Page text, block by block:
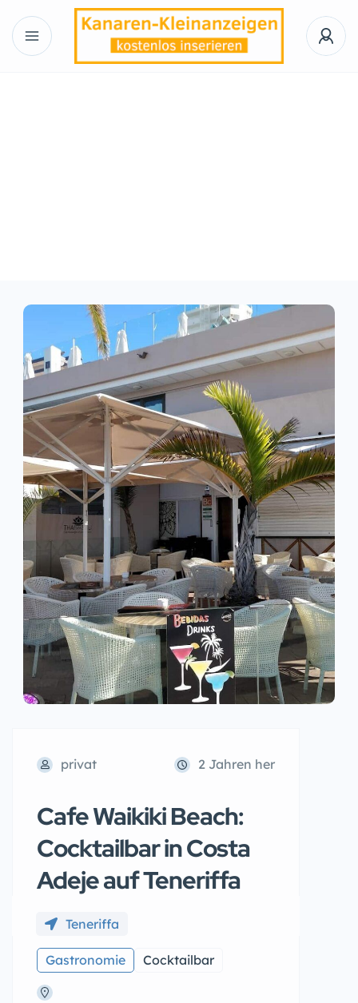
privat 2 Jahren her
Cafe Waikiki Beach:
Cocktailbar in Costa
Adeje auf Teneriffa
Teneriffa
Gastronomie Cocktailbar